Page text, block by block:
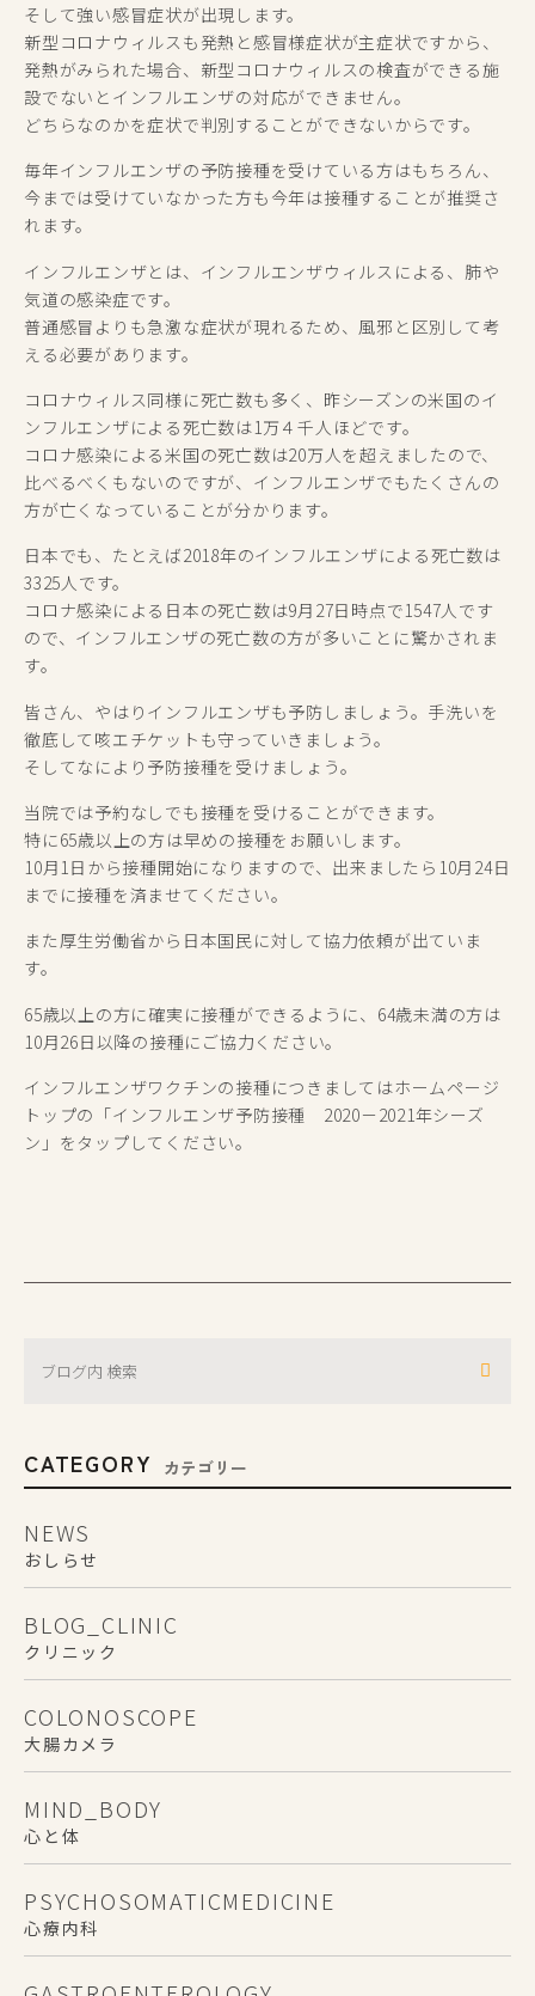
そして強い感冒症状が出現します。
新型コロナウィルスも発熱と感冒様症状が主症状ですから、
発熱がみられた場合、新型コロナウィルスの検査ができる施
設でないとインフルエンザの対応ができません。
どちらなのかを症状で判別することができないからです。
毎年インフルエンザの予防接種を受けている方はもちろん、
今までは受けていなかった方も今年は接種することが推奨さ
れます。
インフルエンザとは、インフルエンザウィルスによる、肺や
気道の感染症です。
普通感冒よりも急激な症状が現れるため、風邪と区別して考
える必要があります。
コロナウィルス同様に死亡数も多く、昨シーズンの米国のイ
ンフルエンザによる死亡数は1万４千人ほどです。
コロナ感染による米国の死亡数は20万人を超えましたので、
比べるべくもないのですが、インフルエンザでもたくさんの
方が亡くなっていることが分かります。
日本でも、たとえば2018年のインフルエンザによる死亡数は
3325人です。
コロナ感染による日本の死亡数は9月27日時点で1547人です
ので、インフルエンザの死亡数の方が多いことに驚かされま
す。
皆さん、やはりインフルエンザも予防しましょう。手洗いを
徹底して咳エチケットも守っていきましょう。
そしてなにより予防接種を受けましょう。
当院では予約なしでも接種を受けることができます。
特に65歳以上の方は早めの接種をお願いします。
10月1日から接種開始になりますので、出来ましたら10月24日
までに接種を済ませてください。
また厚生労働省から日本国民に対して協力依頼が出ていま
す。
65歳以上の方に確実に接種ができるように、64歳未満の方は
10月26日以降の接種にご協力ください。
インフルエンザワクチンの接種につきましてはホームページ
トップの「インフルエンザ予防接種 2020－2021年シーズ
ン」をタップしてください。
CATEGORY カテゴリー
NEWS
おしらせ
BLOG_CLINIC
クリニック
COLONOSCOPE
大腸カメラ
MIND_BODY
心と体
PSYCHOSOMATICMEDICINE
心療内科